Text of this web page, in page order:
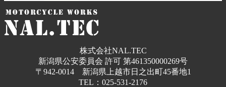
株式会社NAL.TEC
新潟県公安委員会 許可 第461350000269号
〒942-0014 新潟県上越市日之出町45番地1
TEL：025-531-2176